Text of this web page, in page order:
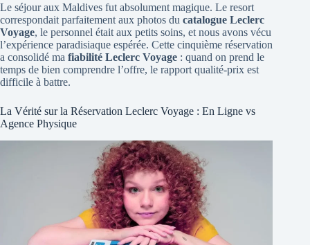
Le séjour aux Maldives fut absolument magique. Le resort
correspondait parfaitement aux photos du catalogue Leclerc
Voyage, le personnel était aux petits soins, et nous avons vécu
l’expérience paradisiaque espérée. Cette cinquième réservation
a consolidé ma fiabilité Leclerc Voyage : quand on prend le
temps de bien comprendre l’offre, le rapport qualité-prix est
difficile à battre.
La Vérité sur la Réservation Leclerc Voyage : En Ligne vs
Agence Physique